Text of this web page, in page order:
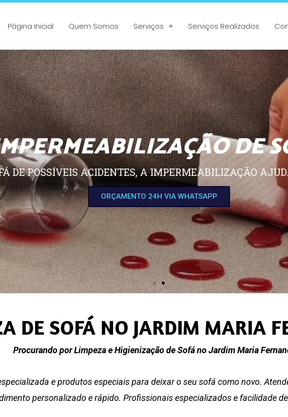
Página Inicial Quem Somos Serviços Serviços Realizados
DE
DE POSSÍVEIS ACIDENTES, A IMPERMEABILIZAÇÃO
ORÇAMENTO 24H VIA WHATSAPP
DE SOFÁ NO JARDIM MARIA
Procurando por Limpeza e Higienização de Sofá no Jardim Maria
e produtos especiais para deixar o seu sofá como novo.
personalizado e rápido. Profissionais especializados e facilidade